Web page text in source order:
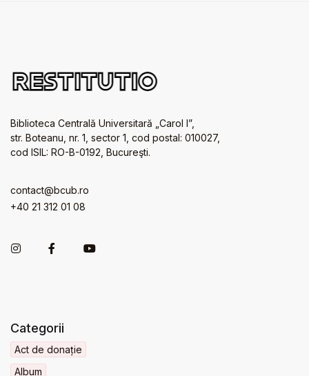
Biblioteca Centrală Universitară „Carol I”,
str. Boteanu, nr. 1, sector 1, cod postal: 010027,
cod ISIL: RO-B-0192, Bucureşti.
contact@bcub.ro
+40 21 312 01 08
Categorii
Act de donație
Album